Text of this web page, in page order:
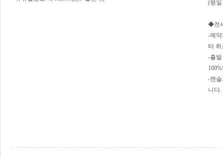
(평일
◆전
-예
터
-출발
-캔슬
니다.